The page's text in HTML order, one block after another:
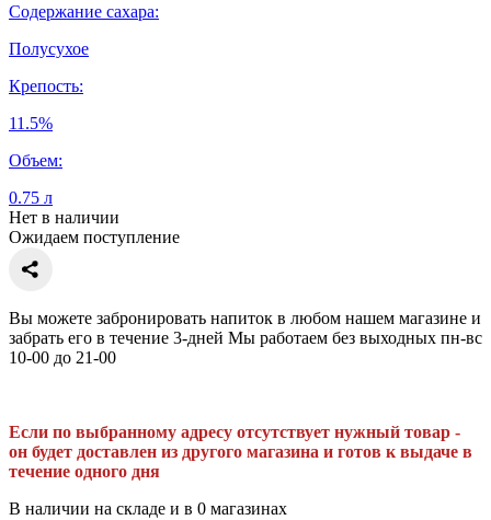
Содержание сахара:
Полусухое
Крепость:
11.5%
Объем:
0.75 л
Нет в наличии
Ожидаем поступление
Вы можете забронировать напиток в любом нашем магазине и
забрать его в течение 3-дней Мы работаем без выходных пн-вс
10-00 до 21-00
Если по выбранному адресу отсутствует нужный товар -
он будет доставлен из другого магазина и готов к выдаче в
течение одного дня
В наличии на складе и в 0 магазинах